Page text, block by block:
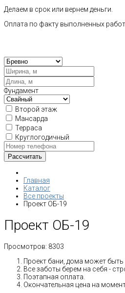
Делаем в срок или вернем деньги.
Оплата по факту выполненных работ.
Фундамент
Второй этаж
Мансарда
Терраса
Круглогодичный
Главная
Каталог
Все проекты
Проект ОБ-19
Проект ОБ-19
Просмотров: 8303
Проект бани, дома может
Все заботы берем на себя -
Поэтапная оплата.
Окончательная цена на